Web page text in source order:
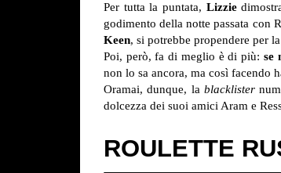
Per tutta la puntata, Lizzie
godimento della notte passata con
Keen, si potrebbe propendere per
Poi, però, fa di meglio è di più: se
non lo sa ancora, ma così facendo
Oramai, dunque, la blacklister
dolcezza dei suoi amici Aram e
ROULETTE